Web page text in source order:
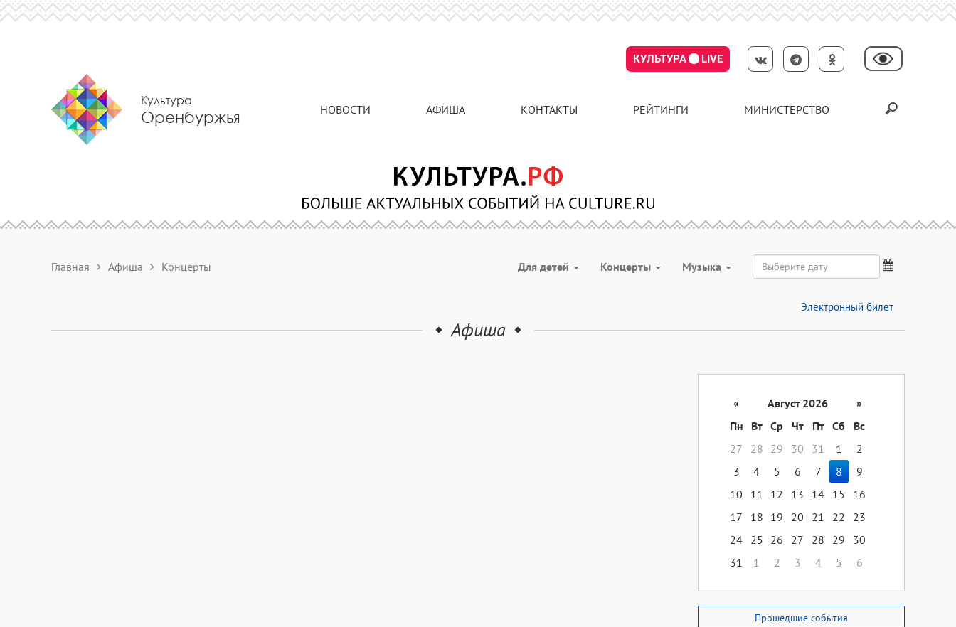
КУЛЬТУРА LIVE
Культура
Оренбуржья НОВОСТИ АФИША КОНТАКТЫ РЕЙТИНГИ МИНИСТЕРСТВО
Главная Афиша Концерты Для детей Концерты Музыка
Электронный билет
Афиша
« Август 2026
»
Пн
Вт Ср Чт Пт Сб
Вс
27
28 29 30 31 1
2
3
4 5 6 7 8
9
10
11 12 13 14 15
16
17
18 19 20 21 22
23
24 25 26 27 28 29
30
31
1 2 3 4 5 6
Прошедшие события